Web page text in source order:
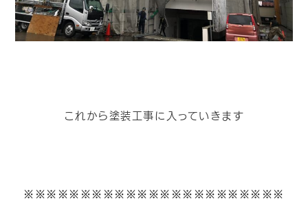
これから塗装工事に入っていきます
※※※※※※※※※※※※※※※※※※※※※※※